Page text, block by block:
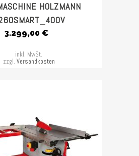
HOLZMANN
3.299,00 €
inkl. MwSt.
zzgl. Versandkosten